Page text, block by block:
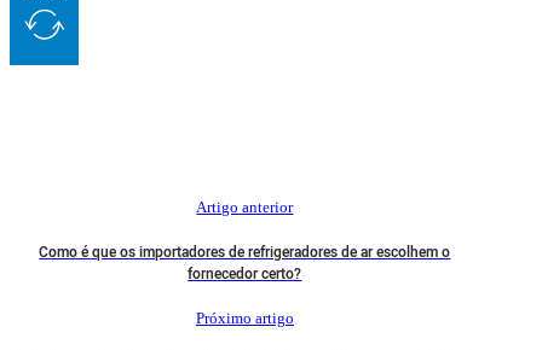
Artigo anterior
Como é que os importadores de refrigeradores de ar escolhem o
fornecedor certo?
Próximo artigo